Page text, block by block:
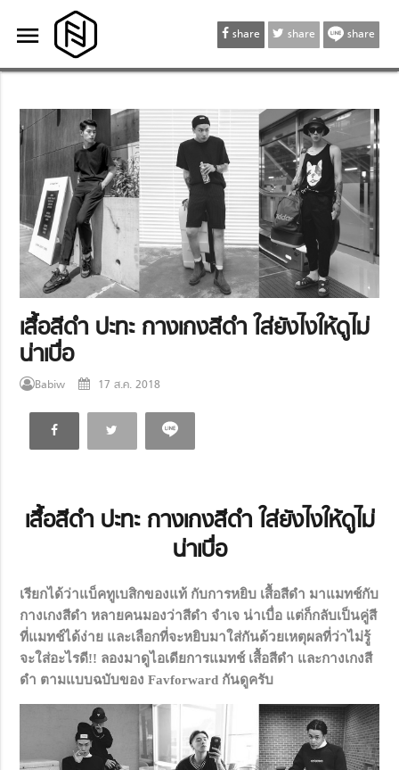
menu
menu share share share
เสื้อสีดำ ปะทะ กางเกงสีดำ ใส่ยังไงให้ดูไม่
น่าเบื่อ
Babiw 17 ส.ค. 2018
เสื้อสีดำ ปะทะ กางเกงสีดำ ใส่ยังไงให้ดูไม่
น่าเบื่อ
เรียกได้ว่าแบ็คทูเบสิกของแท้ กับการหยิบ เสื้อสีดำ มาแมทช์กับ
กางเกงสีดำ หลายคนมองว่าสีดำ จำเจ น่าเบื่อ แต่ก็กลับเป็นคู่สี
ที่แมทช์ได้ง่าย และเลือกที่จะหยิบมาใส่กันด้วยเหตุผลที่ว่าไม่รู้
จะใส่อะไรดี!! ลองมาดูไอเดียการแมทช์ เสื้อสีดำ และกางเกงสี
ดำ ตามแบบฉบับของ Favforward กันดูครับ